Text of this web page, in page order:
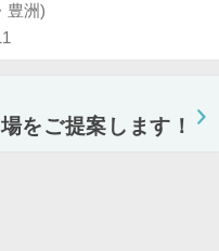
豊洲)
をご提案します！